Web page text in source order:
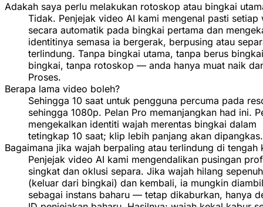
Adakah saya perlu melakukan rotoskop atau bingkai
Tidak. Penjejak video AI kami mengenal pasti setiap
secara automatik pada bingkai pertama dan
identitinya semasa ia bergerak, berpusing atau
terlindung. Tanpa bingkai utama, tanpa berus
bingkai, tanpa rotoskop — anda hanya muat naik
Proses.
Berapa lama video boleh?
Sehingga 10 saat untuk pengguna percuma pada
sehingga 1080p. Pelan Pro memanjangkan had ini.
mengekalkan identiti wajah merentas bingkai dalam
tetingkap 10 saat; klip lebih panjang akan dipangkas.
Bagaimana jika wajah berpaling atau terlindung di tengah
Penjejak video AI kami mengendalikan pusingan
singkat dan oklusi separa. Jika wajah hilang
(keluar dari bingkai) dan kembali, ia mungkin diambil
sebagai instans baharu — tetap dikaburkan, hanya